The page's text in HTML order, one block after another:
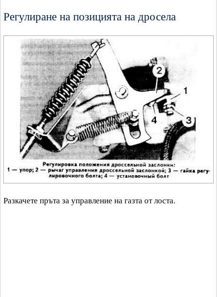
Регулиране на позицията на дросела
Разкачете пръта за управление на газта от лоста.